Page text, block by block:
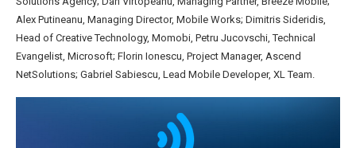
Alex Putineanu, Managing Director, Mobile Works; Dimitris Sideridis,
Head of Creative Technology, Momobi, Petru Jucovschi, Technical
Evangelist, Microsoft; Florin Ionescu, Project Manager, Ascend
NetSolutions; Gabriel Sabiescu, Lead Mobile Developer, XL Team.